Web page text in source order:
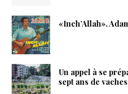
«Inch’Allah»,
Un appel à se
sept ans de